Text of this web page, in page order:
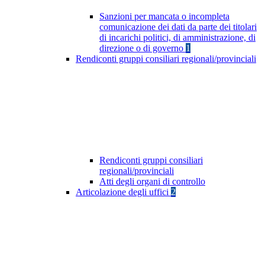
Sanzioni per mancata o incompleta
comunicazione dei dati da parte dei titolari
di incarichi politici, di amministrazione, di
direzione o di governo 1
Rendiconti gruppi consiliari regionali/provinciali
Rendiconti gruppi consiliari
regionali/provinciali
Atti degli organi di controllo
Articolazione degli uffici 2